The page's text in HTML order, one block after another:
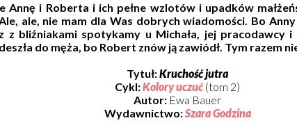
Annę i Roberta i ich pełne wzlotów i upadków
ale, nie mam dla Was dobrych wiadomości. Bo
z bliźniakami spotykamy u Michała, jej pracodawcy i
do męża, bo Robert znów ją zawiódł. Tym razem
Tytuł:Kruchość jutra
Cykl:Kolory uczuć (tom 2)
Autor: Ewa Bauer
Wydawnictwo:Szara Godzina